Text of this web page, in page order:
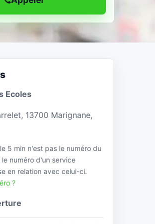
Ecoles
13700 Marignane,
5 min n'est pas le numéro du
numéro d'un service
en relation avec celui-ci.
?